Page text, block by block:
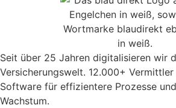
Seit über 25 Jahren digitalisieren wir
Versicherungswelt. 12.000+
Software für effizientere Prozesse
Wachstum.